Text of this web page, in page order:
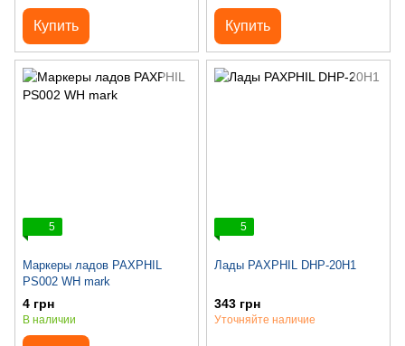
Купить Купить
5
Маркеры ладов PAXPHIL
PS002 WH mark
4 грн
В наличии
5
Лады PAXPHIL DHP-20H1
343 грн
Уточняйте наличие